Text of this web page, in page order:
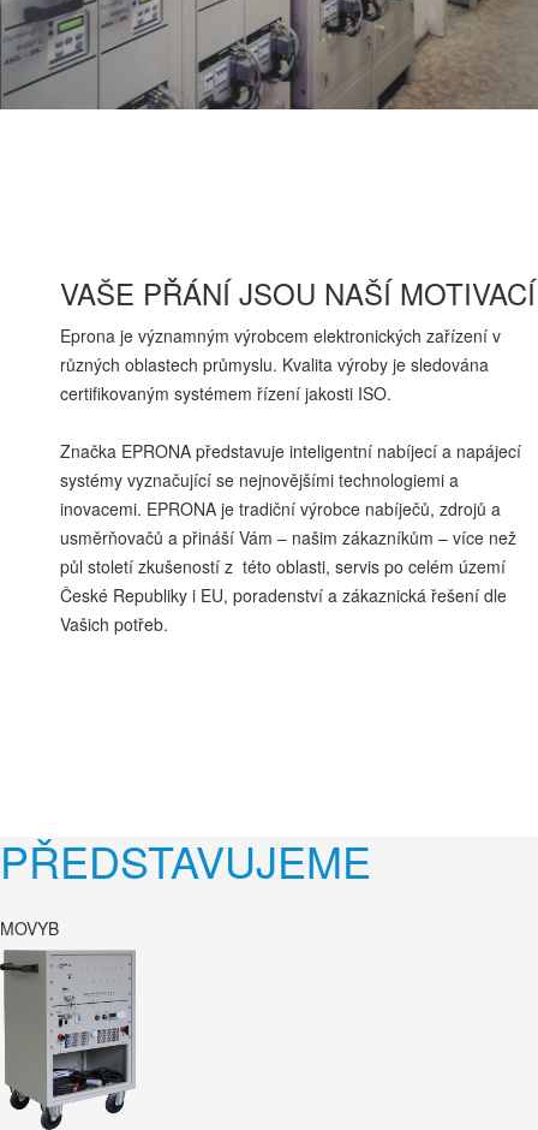
VAŠE PŘÁNÍ JSOU NAŠÍ MOTIVACÍ
Eprona je významným výrobcem elektronických zařízení v
různých oblastech průmyslu. Kvalita výroby je sledována
certifikovaným systémem řízení jakosti ISO.
Značka EPRONA představuje inteligentní nabíjecí a napájecí
systémy vyznačující se nejnovějšími technologiemi a
inovacemi. EPRONA je tradiční výrobce nabíječů, zdrojů a
usměrňovačů a přináší Vám – našim zákazníkům – více než
půl století zkušeností z této oblasti, servis po celém území
České Republiky i EU, poradenství a zákaznická řešení dle
Vašich potřeb.
PŘEDSTAVUJEME
MOVYB